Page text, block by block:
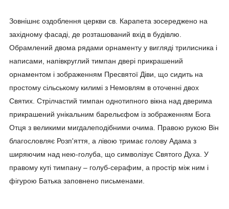
Зовнішнє оздоблення церкви св. Карапета зосереджено на
західному фасаді, де розташований вхід в будівлю.
Обрамлений двома рядами орнаменту у вигляді трилисника і
написами, напівкруглий тимпан двері прикрашений
орнаментом і зображенням Пресвятої Діви, що сидить на
простому сільському килимі з Немовлям в оточенні двох
Святих. Стрілчастий тимпан однотипного вікна над дверима
прикрашений унікальним барельєфом із зображенням Бога
Отця з великими мигдалеподібними очима. Правою рукою Він
благословляє Розп'яття, а лівою тримає голову Адама з
ширяючим над нею-голуба, що символізує Святого Духа. У
правому куті тимпану – голуб-серафим, а простір між ним і
фігурою Батька заповнено письменами.